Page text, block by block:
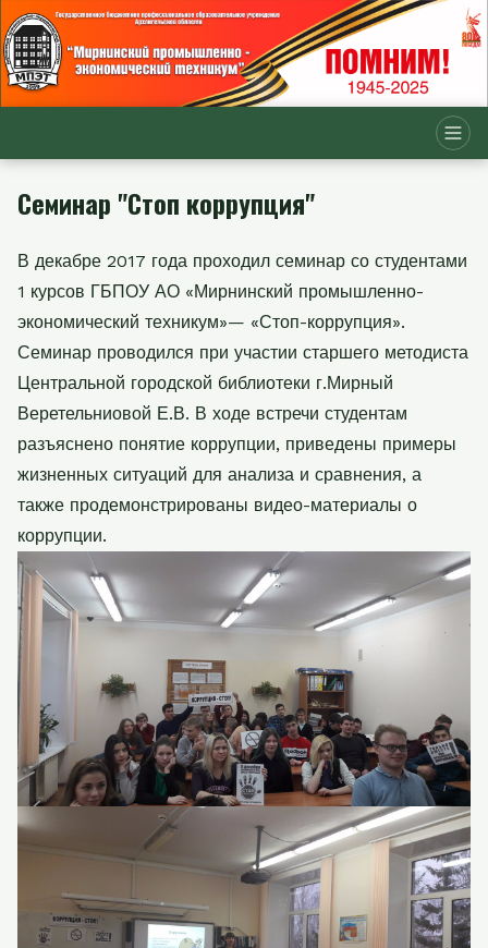
Семинар "Стоп коррупция"
В декабре 2017 года проходил семинар со студентами
1 курсов ГБПОУ АО «Мирнинский промышленно-
экономический техникум»— «Стоп-коррупция».
Семинар проводился при участии старшего методиста
Центральной городской библиотеки г.Мирный
Веретельниовой Е.В. В ходе встречи студентам
разъяснено понятие коррупции, приведены примеры
жизненных ситуаций для анализа и сравнения, а
также продемонстрированы видео-материалы о
коррупции.